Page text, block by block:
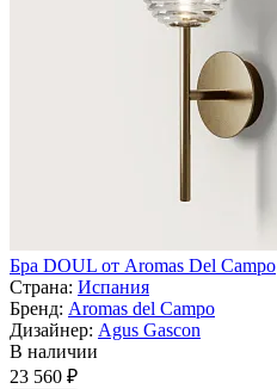
Бра DOUL от Aromas Del Campo
Страна: Испания
Бренд: Aromas del Campo
Дизайнер: Agus Gascon
В наличии
23 560 ₽